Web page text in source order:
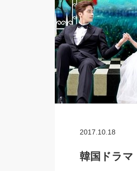
2017.10.18
韓国ドラマ